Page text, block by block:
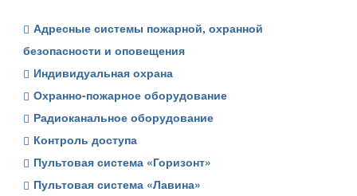
Адресные системы пожарной, охранной
безопасности и оповещения
Индивидуальная охрана
Охранно-пожарное оборудование
Радиоканальное оборудование
Контроль доступа
Пультовая система «Горизонт»
Пультовая система «Лавина»